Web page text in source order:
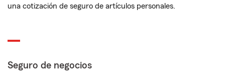
una cotización de seguro de artículos personales.
Seguro de negocios